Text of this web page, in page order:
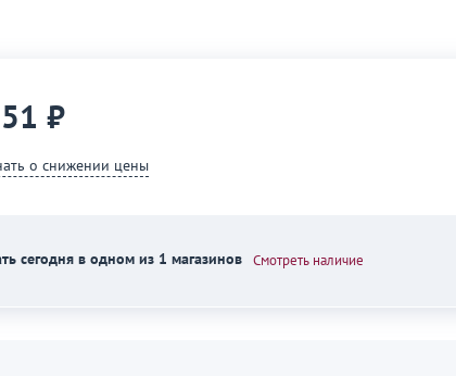
₽
о снижении цены
сегодня в одном из 1 магазинов Смотреть наличие